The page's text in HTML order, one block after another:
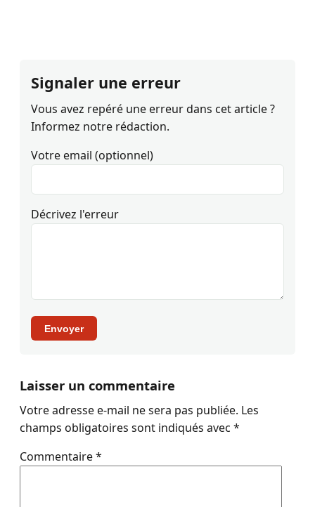
Signaler une erreur
Vous avez repéré une erreur dans cet article ?
Informez notre rédaction.
Votre email (optionnel)
Décrivez l'erreur
Envoyer
Laisser un commentaire
Votre adresse e-mail ne sera pas publiée. Les
champs obligatoires sont indiqués avec *
Commentaire*